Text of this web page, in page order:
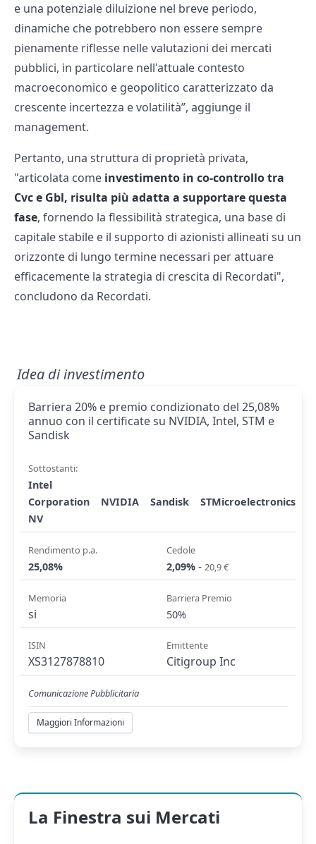
e una potenziale diluizione nel breve periodo,
dinamiche che potrebbero non essere sempre
pienamente riflesse nelle valutazioni dei mercati
pubblici, in particolare nell'attuale contesto
macroeconomico e geopolitico caratterizzato da
crescente incertezza e volatilità”, aggiunge il
management.
Pertanto, una struttura di proprietà privata,
"articolata come investimento in co-controllo tra
Cvc e Gbl, risulta più adatta a supportare questa
fase, fornendo la flessibilità strategica, una base di
capitale stabile e il supporto di azionisti allineati su un
orizzonte di lungo termine necessari per attuare
efficacemente la strategia di crescita di Recordati",
concludono da Recordati.
Idea di investimento
Barriera 20% e premio condizionato del 25,08%
annuo con il certificate su NVIDIA, Intel, STM e
Sandisk
Sottostanti:
Intel
Corporation
NVIDIA Sandisk
STMicroelectronics
NV
Rendimento p.a.
25,08%
Cedole
2,09% - 20,9 €
Memoria
si
Barriera Premio
50%
ISIN
XS3127878810
Emittente
Citigroup Inc
Comunicazione Pubblicitaria
Maggiori Informazioni
La Finestra sui Mercati